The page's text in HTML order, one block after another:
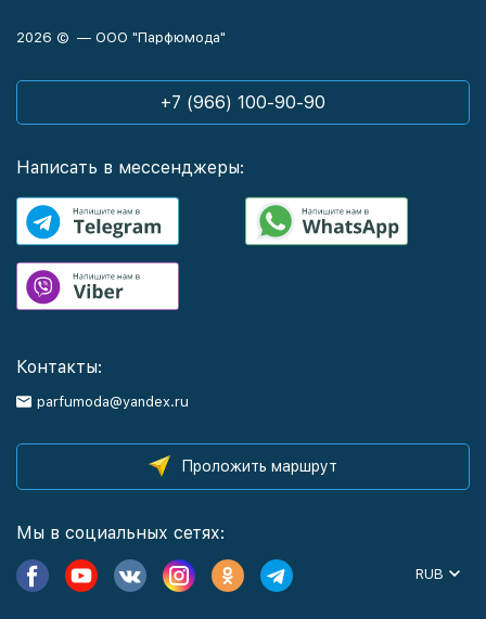
2026 © — ООО "Парфюмода"
+7 (966) 100-90-90
Написать в мессенджеры:
Контакты:
parfumoda@yandex.ru
Проложить маршрут
Мы в социальных сетях:
RUB